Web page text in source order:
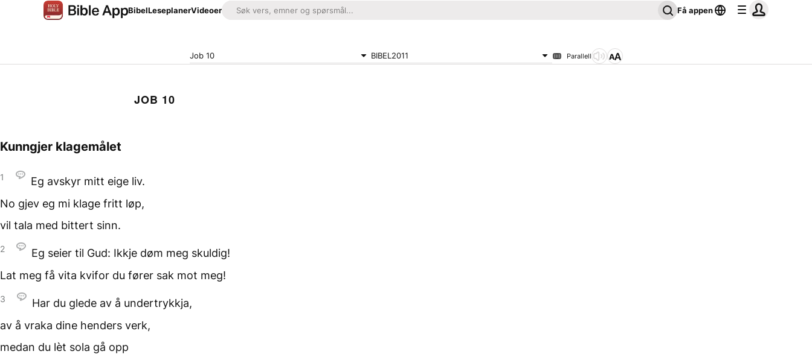
BibelLeseplanerVideoer Få appen
Job 10 BIBEL2011 Parallell
JOB 10
Kunngjer klagemålet
1
Eg avskyr mitt eige liv.
No gjev eg mi klage fritt løp,
vil tala med bittert sinn.
2 Eg seier til Gud: Ikkje døm meg skuldig!
Lat meg få vita kvifor du fører sak mot meg!
3 Har du glede av å undertrykkja,
av å vraka dine henders verk,
medan du lèt sola gå opp